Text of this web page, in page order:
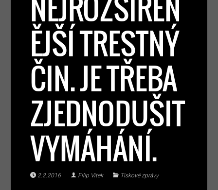
NEJROZŠÍŘEN
ĚJŠÍ TRESTNÝ
ČIN. JE TŘEBA
ZJEDNODUŠIT
VYMÁHÁNÍ.
2.2.2016 Filip Vítek Tiskové zprávy